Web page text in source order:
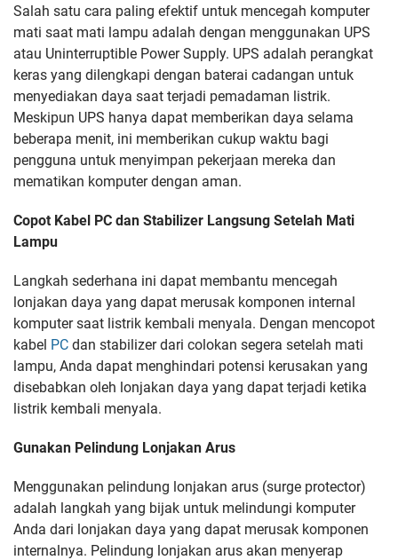
Salah satu cara paling efektif untuk mencegah komputer
mati saat mati lampu adalah dengan menggunakan UPS
atau Uninterruptible Power Supply. UPS adalah perangkat
keras yang dilengkapi dengan baterai cadangan untuk
menyediakan daya saat terjadi pemadaman listrik.
Meskipun UPS hanya dapat memberikan daya selama
beberapa menit, ini memberikan cukup waktu bagi
pengguna untuk menyimpan pekerjaan mereka dan
mematikan komputer dengan aman.
Copot Kabel PC dan Stabilizer Langsung Setelah Mati
Lampu
Langkah sederhana ini dapat membantu mencegah
lonjakan daya yang dapat merusak komponen internal
komputer saat listrik kembali menyala. Dengan mencopot
kabel PC dan stabilizer dari colokan segera setelah mati
lampu, Anda dapat menghindari potensi kerusakan yang
disebabkan oleh lonjakan daya yang dapat terjadi ketika
listrik kembali menyala.
Gunakan Pelindung Lonjakan Arus
Menggunakan pelindung lonjakan arus (surge protector)
adalah langkah yang bijak untuk melindungi komputer
Anda dari lonjakan daya yang dapat merusak komponen
internalnya. Pelindung lonjakan arus akan menyerap